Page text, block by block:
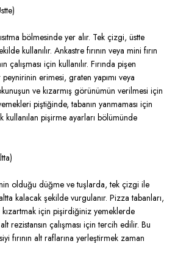
bölmesinde yer alır. Tek çizgi, üstte
kullanılır. Ankastre fırının veya mini fırın
çalışması için kullanılır. Fırında pişen
erimesi, graten yapımı veya
ve kızarmış görünümün verilmesi için
piştiğinde, tabanın yanmaması için
kullanılan pişirme ayarları bölümünde
olduğu düğme ve tuşlarda, tek çizgi ile
kalacak şekilde vurgulanır. Pizza tabanları,
kızartmak için pişirdiğiniz yemeklerde
rezistansın çalışması için tercih edilir. Bu
fırının alt raflarına yerleştirmek zaman